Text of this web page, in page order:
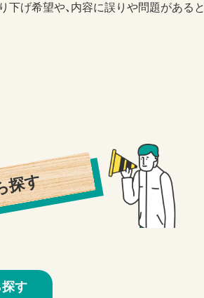
げ希望や、内容に誤りや問題がある
探す
す